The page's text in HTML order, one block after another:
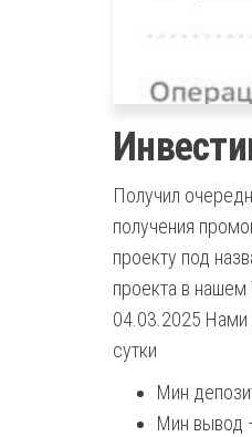
Получил
получения
проекту под
проекта в нашем
04.03.2025 Нами
сутки
Мин
Мин вывод